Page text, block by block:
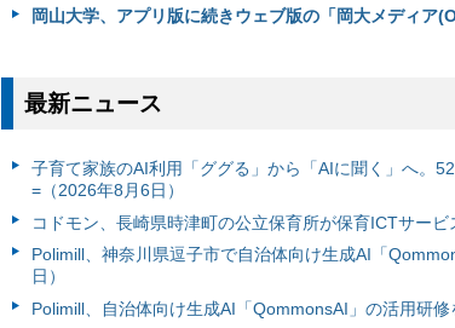
岡山大学、アプリ版に続きウェブ版の「岡大メディア
最新ニュース
子育て家族のAI利用「ググる」から「AIに聞く」へ。
=（2026年8月6日）
コドモン、長崎県時津町の公立保育所が保育ICTサー
Polimill、神奈川県逗子市で自治体向け生成AI「
日）
Polimill、自治体向け生成AI「QommonsAI」の活用研